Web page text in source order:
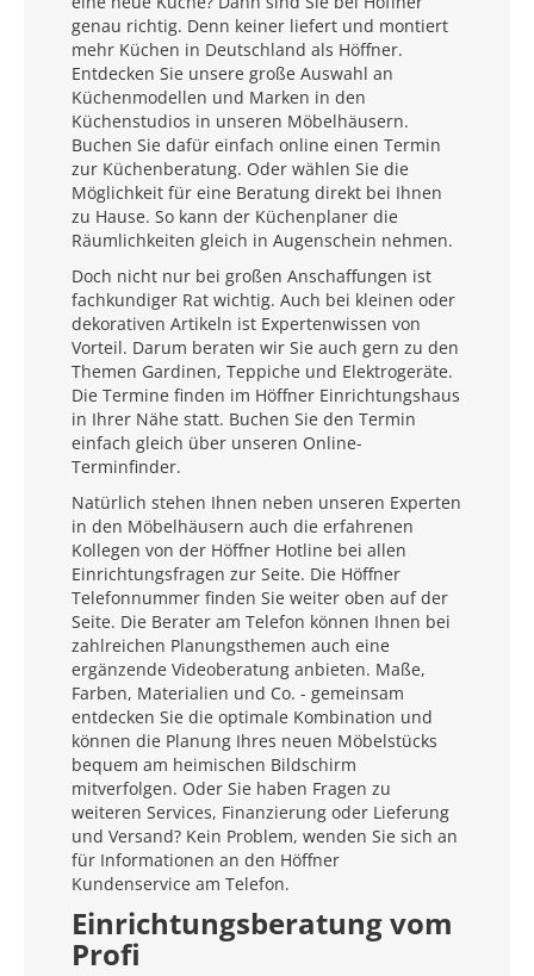
genau richtig. Denn keiner liefert und montiert
mehr Küchen in Deutschland als Höffner.
Entdecken Sie unsere große Auswahl an
Küchenmodellen und Marken in den
Küchenstudios in unseren Möbelhäusern.
Buchen Sie dafür einfach online einen Termin
zur Küchenberatung. Oder wählen Sie die
Möglichkeit für eine Beratung direkt bei Ihnen
zu Hause. So kann der Küchenplaner die
Räumlichkeiten gleich in Augenschein nehmen.
Doch nicht nur bei großen Anschaffungen ist
fachkundiger Rat wichtig. Auch bei kleinen oder
dekorativen Artikeln ist Expertenwissen von
Vorteil. Darum beraten wir Sie auch gern zu den
Themen Gardinen, Teppiche und Elektrogeräte.
Die Termine finden im Höffner Einrichtungshaus
in Ihrer Nähe statt. Buchen Sie den Termin
einfach gleich über unseren Online-
Terminfinder.
Natürlich stehen Ihnen neben unseren Experten
in den Möbelhäusern auch die erfahrenen
Kollegen von der Höffner Hotline bei allen
Einrichtungsfragen zur Seite. Die Höffner
Telefonnummer finden Sie weiter oben auf der
Seite. Die Berater am Telefon können Ihnen bei
zahlreichen Planungsthemen auch eine
ergänzende Videoberatung anbieten. Maße,
Farben, Materialien und Co. - gemeinsam
entdecken Sie die optimale Kombination und
können die Planung Ihres neuen Möbelstücks
bequem am heimischen Bildschirm
mitverfolgen. Oder Sie haben Fragen zu
weiteren Services, Finanzierung oder Lieferung
und Versand? Kein Problem, wenden Sie sich an
für Informationen an den Höffner
Kundenservice am Telefon.
Einrichtungsberatung vom
Profi